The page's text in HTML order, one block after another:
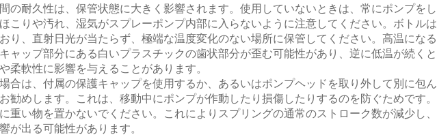
の耐久性は、保管状態に大きく影響されます。使用していないときは、常にポンプをし
こりや汚れ、湿気がスプレーポンプ内部に入らないように注意してください。ボトルは
り、直射日光が当たらず、極端な温度変化のない場所に保管してください。高温になる
ャップ部分にある白いプラスチックの歯状部分が歪む可能性があり、逆に低温が続くと
柔軟性に影響を与えることがあります。
合は、付属の保護キャップを使用するか、あるいはポンプヘッドを取り外して別に包ん
勧めします。これは、移動中にポンプが作動したり損傷したりするのを防ぐためです。
重い物を置かないでください。これによりスプリングの通常のストローク数が減少し、
が出る可能性があります。